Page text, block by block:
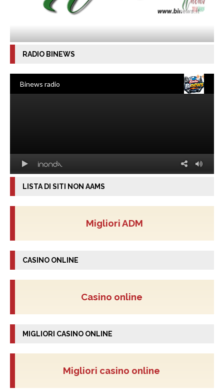
RADIO BINEWS
LISTA DI SITI NON AAMS
Migliori ADM
CASINO ONLINE
Casino online
MIGLIORI CASINO ONLINE
Migliori casino online